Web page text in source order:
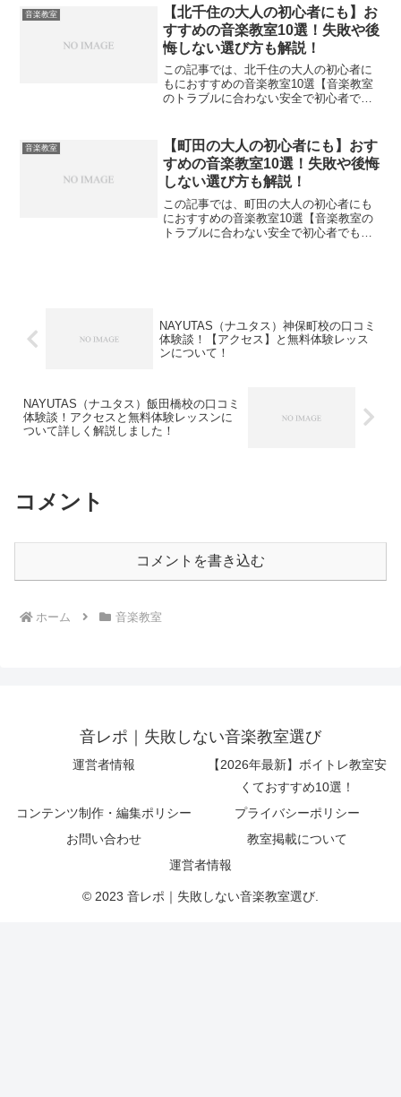
す。 【失敗や後悔しない選び方10選！】
赤羽の大人の初心者に...
音楽教室
【北千住の大人の初心者にも】お
すすめの音楽教室10選！失敗や後
悔しない選び方も解説！
この記事では、北千住の大人の初心者に
もにおすすめの音楽教室10選【音楽教室
のトラブルに合わない安全で初心者でも
す。【失敗や後悔しない選び方10選！】
北千住の大人の初心...
音楽教室
【町田の大人の初心者にも】おす
すめの音楽教室10選！失敗や後悔
しない選び方も解説！
この記事では、町田の大人の初心者にも
におすすめの音楽教室10選【音楽教室の
トラブルに合わない安全で初心者でも安
NAYUTAS（ナユタス）神保町校の口コミ
体験談！【アクセス】と無料体験レッス
ンについて！
NAYUTAS（ナユタス）飯田橋校の口コミ
体験談！アクセスと無料体験レッスンに
ついて詳しく解説しました！
コメント
コメントを書き込む
ホーム 音楽教室
音レポ｜失敗しない音楽教室選び
運営者情報
【2026年最新】ボイトレ教室安
くておすすめ10選！
コンテンツ制作・編集ポリシー
プライバシーポリシー
お問い合わせ
教室掲載について
運営者情報
© 2023 音レポ｜失敗しない音楽教室選び.